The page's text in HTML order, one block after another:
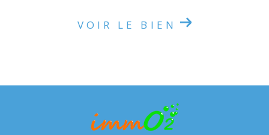
VOIR LE BIEN